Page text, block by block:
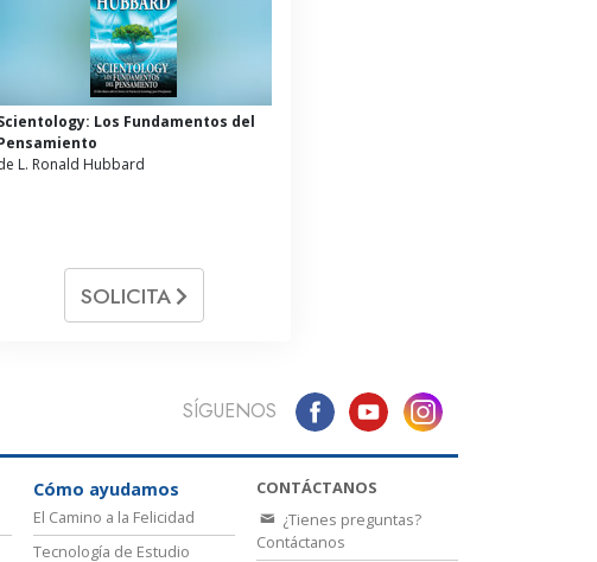
Los Fundamentos del
L. Ronald Hubbard
SOLICITA
SÍGUENOS
Cómo ayudamos
El Camino a la Felicidad
Tecnología de Estudio
CONTÁCTANOS
¿Tienes preguntas?
Contáctanos